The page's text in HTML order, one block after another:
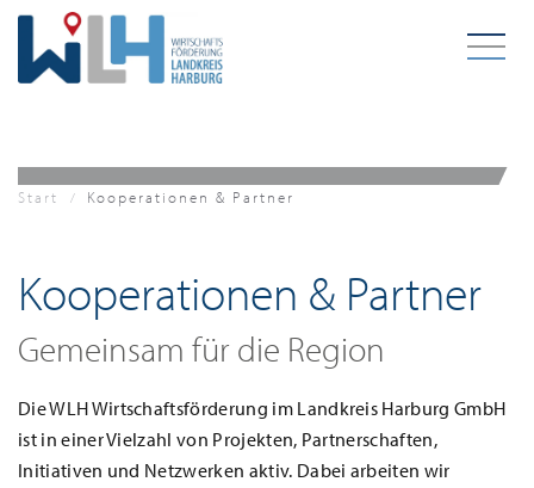
Zum Hauptinhalt springen
Start Kooperationen & Partner
Kooperationen & Partner
Gemeinsam für die Region
Die WLH Wirtschaftsförderung im Landkreis Harburg GmbH
ist in einer Vielzahl von Projekten, Partnerschaften,
Initiativen und Netzwerken aktiv. Dabei arbeiten wir